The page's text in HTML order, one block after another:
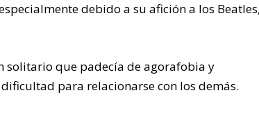
debido a su afición a los
solitario que padecía de agorafobia y
para relacionarse con los demás.